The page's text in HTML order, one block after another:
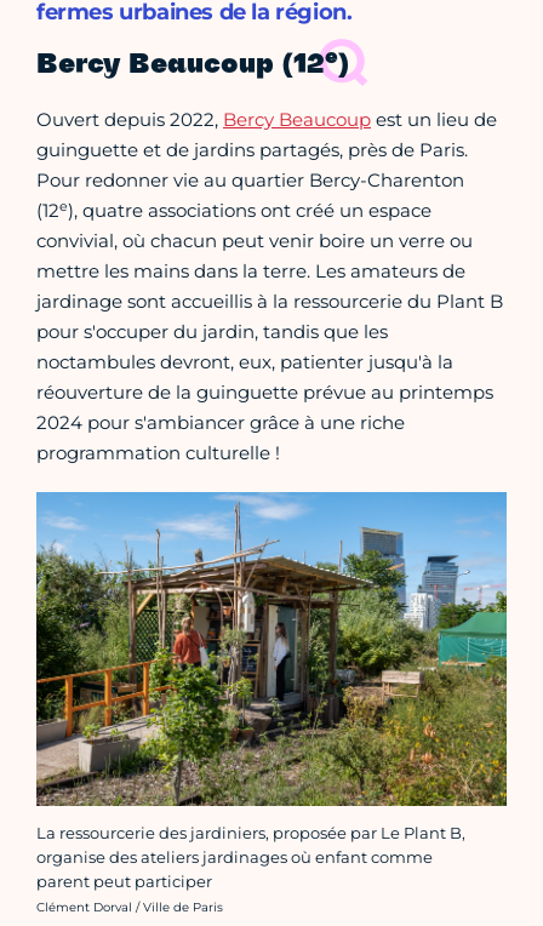
fermes urbaines de la région.
Bercy Beaucoup (12e)
Ouvert depuis 2022, Bercy Beaucoup est un lieu de
guinguette et de jardins partagés, près de Paris.
Pour redonner vie au quartier Bercy-Charenton
(12e), quatre associations ont créé un espace
convivial, où chacun peut venir boire un verre ou
mettre les mains dans la terre. Les amateurs de
jardinage sont accueillis à la ressourcerie du Plant B
pour s'occuper du jardin, tandis que les
noctambules devront, eux, patienter jusqu'à la
réouverture de la guinguette prévue au printemps
2024 pour s'ambiancer grâce à une riche
programmation culturelle !
La ressourcerie des jardiniers, proposée par Le Plant B,
organise des ateliers jardinages où enfant comme
parent peut participer
Crédit photo :
Clément Dorval / Ville de Paris